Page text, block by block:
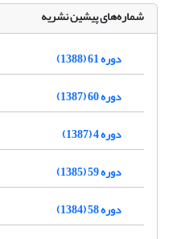
شماره‌های پیشین نشریه
دوره 61 (1388)
دوره 60 (1387)
دوره 4 (1387)
دوره 59 (1385)
دوره 58 (1384)